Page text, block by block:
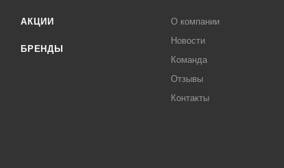
АКЦИИ
БРЕНДЫ
О компании
Новости
Команда
Отзывы
Контакты